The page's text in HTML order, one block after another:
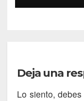
Deja una
Lo siento,